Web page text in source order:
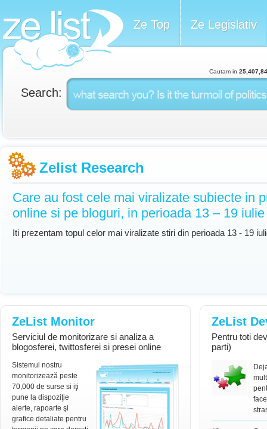
Ze Top Ze Legislativ
Cautam in
Search:
Zelist Research
Care au fost cele mai viralizate subiecte in
online si pe bloguri, in perioada 13 – 19
Iti prezentam topul celor mai viralizate stiri din perioada 13 - 19
ZeList Monitor
Serviciul de monitorizare si analiza a
blogosferei, twittosferei si presei online
Sistemul nostru
monitorizează peste
70,000 de surse si iţi
pune la dispoziţie
alerte, rapoarte şi
grafice detaliate pentru
ZeList
Pentru toti
parti)